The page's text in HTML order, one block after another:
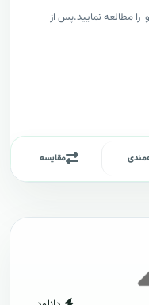
را مطالعه نمایید.پس از
مقایسه